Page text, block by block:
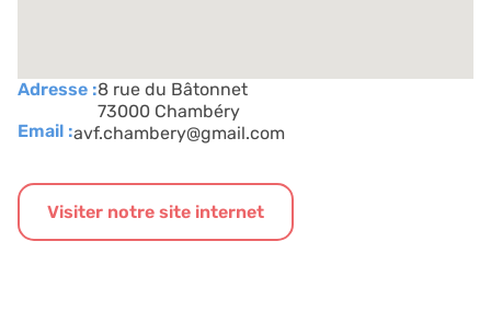
Adresse :8 rue du Bâtonnet
73000 Chambéry
Email :avf.chambery@gmail.com
Visiter notre site internet